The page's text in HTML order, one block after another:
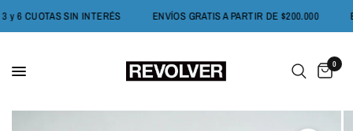
3 y 6 CUOTAS SIN INTERÉS ENVÍOS GRATIS A PARTIR DE $200.000
0